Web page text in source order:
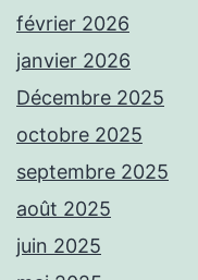
février 2026
janvier 2026
Décembre 2025
octobre 2025
septembre 2025
août 2025
juin 2025